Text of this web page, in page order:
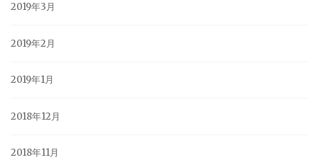
2019年3月
2019年2月
2019年1月
2018年12月
2018年11月